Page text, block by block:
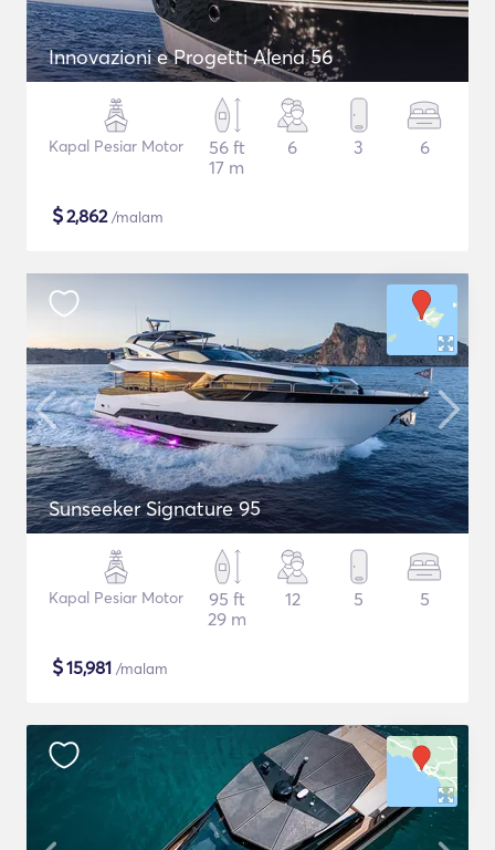
Innovazioni e Progetti Alena 56
Kapal Pesiar Motor
56 ft
17 m
6 3 6
$2,862/malam
Sunseeker Signature 95
Kapal Pesiar Motor
95 ft
29 m
12 5 5
$15,981 /malam